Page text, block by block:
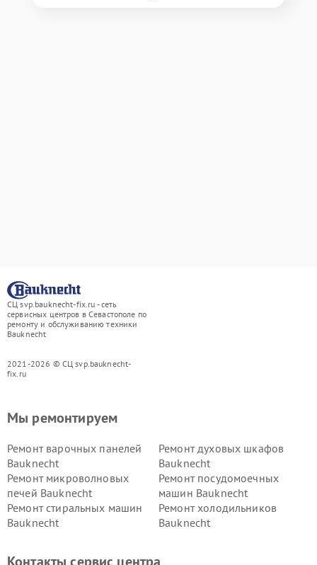
СЦ svp.bauknecht-fix.ru - сеть
сервисных центров в Севастополе по
ремонту и обслуживанию техники
Bauknecht
2021-2026 © СЦ svp.bauknecht-
fix.ru
Мы ремонтируем
Ремонт варочных панелей
Bauknecht
Ремонт духовых шкафов
Bauknecht
Ремонт микроволновых
печей Bauknecht
Ремонт посудомоечных
машин Bauknecht
Ремонт стиральных машин
Bauknecht
Ремонт холодильников
Bauknecht
Контакты сервис центра